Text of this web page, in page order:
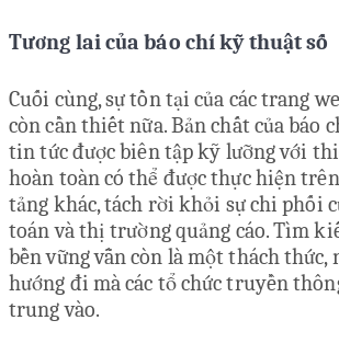
Tương lai của báo chí kỹ thuật số
Cuối cùng, sự tồn tại của các trang
còn cần thiết nữa. Bản chất của báo
tin tức được biên tập kỹ lưỡng với
hoàn toàn có thể được thực hiện
tảng khác, tách rời khỏi sự chi phối
toán và thị trường quảng cáo. Tìm
bền vững vẫn còn là một thách thức,
hướng đi mà các tổ chức truyền
trung vào.